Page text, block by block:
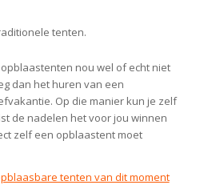
tenten.
nou wel of echt niet
dan het huren van een
Op die manier kun je zelf
de nadelen het voor jou winnen
zelf een opblaastent moet
tenten van dit moment